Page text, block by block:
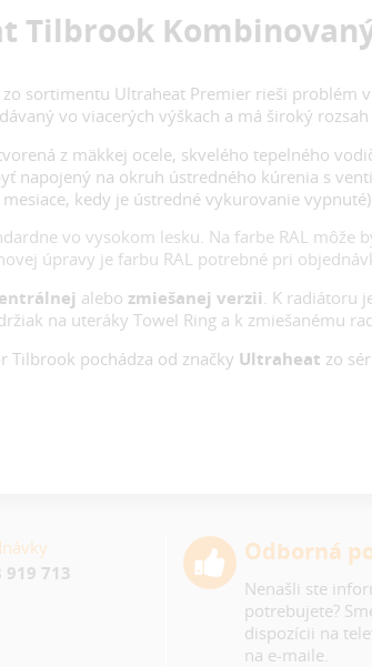
Tilbrook
sortimentu Ultraheat Premier rieši problém
vo viacerých výškach a má široký rozsah
z mäkkej ocele, skvelého tepelného
napojený na okruh ústredného kúrenia s
kedy je ústredné vykurovanie vypnuté).
vo vysokom lesku. Na farbe RAL
úpravy je farbu RAL potrebné pri
alebo zmiešanej verzii. K radiátoru
na uteráky Towel Ring a k zmiešanému
Tilbrook pochádza od značky Ultraheat zo
919 713
Odborná
Nenašli ste
potrebujete?
dispozícii na
na e-maile.